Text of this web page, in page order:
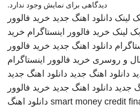
دیدگاهی برای نمایش وجود ندارد.
لینک دانلود اهنگ جدید خرید فالوور
لینک خرید فالوور اینستاگرام خرید
دانلود اهنگ جدید خرید فالوور
و روسری خرید فالوور اینستاگرام
دانلود اهنگ جدید دانلود اهنگ جدید
جدید دانلود اهنگ جدید خرید فالوور
smart money credit دانلود اهنگ